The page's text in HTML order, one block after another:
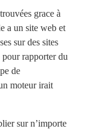
grace à
a un site web et
sur des sites
rapporter du
de
moteur irait
sur n’importe